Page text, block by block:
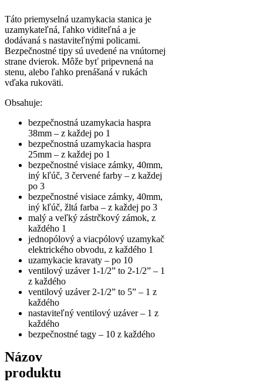
Táto priemyselná uzamykacia stanica je
uzamykateľná, ľahko viditeľná a je
dodávaná s nastaviteľnými policami.
Bezpečnostné tipy sú uvedené na vnútornej
strane dvierok. Môže byť pripevnená na
stenu, alebo ľahko prenášaná v rukách
vďaka rukoväti.
Obsahuje:
bezpečnostná uzamykacia haspra
38mm – z každej po 1
bezpečnostná uzamykacia haspra
25mm – z každej po 1
bezpečnostné visiace zámky, 40mm,
iný kľúč, 3 červené farby – z každej
po 3
bezpečnostné visiace zámky, 40mm,
iný kľúč, žltá farba – z každej po 3
malý a veľký zástrčkový zámok, z
každého 1
jednopólový a viacpólový uzamykač
elektrického obvodu, z každého 1
uzamykacie kravaty – po 10
ventilový uzáver 1-1/2” to 2-1/2” – 1
z každého
ventilový uzáver 2-1/2” to 5” – 1 z
každého
nastaviteľný ventilový uzáver – 1 z
každého
bezpečnostné tagy – 10 z každého
Názov
produktu